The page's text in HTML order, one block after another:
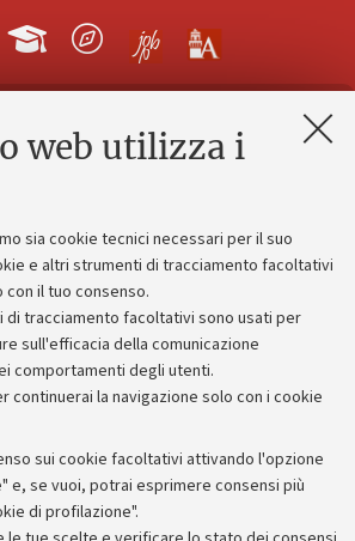
web utilizza i
sia cookie tecnici necessari per il suo
e altri strumenti di tracciamento facoltativi
il tuo consenso.
di tracciamento facoltativi sono usati per
sull'efficacia della comunicazione
comportamenti degli utenti.
continuerai la navigazione solo con i cookie
sui cookie facoltativi attivando l'opzione
e, se vuoi, potrai esprimere consensi più
di profilazione".
Contatti e PEC
Alumni community
Piano strategico
Bilanci
Donazioni e 5x1000
gare e concorsi
Albo online
trasparente